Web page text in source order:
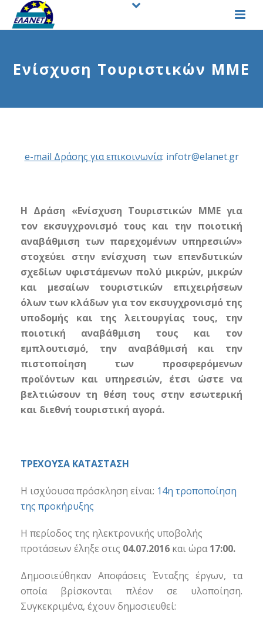
Ενίσχυση Τουριστικών ΜΜΕ
e-mail Δράσης για επικοινωνία: infotr@elanet.gr
Η Δράση «Ενίσχυση Τουριστικών ΜΜΕ για
τον εκσυγχρονισμό τους και την ποιοτική
αναβάθμιση των παρεχομένων υπηρεσιών»
στοχεύει στην ενίσχυση των επενδυτικών
σχεδίων υφιστάμενων πολύ μικρών, μικρών
και μεσαίων τουριστικών επιχειρήσεων
όλων των κλάδων για τον εκσυγχρονισμό της
υποδομής και της λειτουργίας τους, την
ποιοτική αναβάθμιση τους και τον
εμπλουτισμό, την αναβάθμισή και την
πιστοποίηση των προσφερόμενων
προϊόντων και υπηρεσιών, έτσι ώστε να
βελτιώσουν τη θέση τους στην εσωτερική
και διεθνή τουριστική αγορά.
ΤΡΕΧΟΥΣΑ ΚΑΤΑΣΤΑΣΗ
Η ισχύουσα πρόσκληση είναι: 14η τροποποίηση
της προκήρυξης
Η περίοδος της ηλεκτρονικής υποβολής
προτάσεων έληξε στις 04.07.2016 και ώρα17:00.
Δημοσιεύθηκαν Αποφάσεις Ένταξης έργων, τα
οποία βρίσκονται πλέον σε υλοποίηση.
Συγκεκριμένα, έχουν δημοσιευθεί: